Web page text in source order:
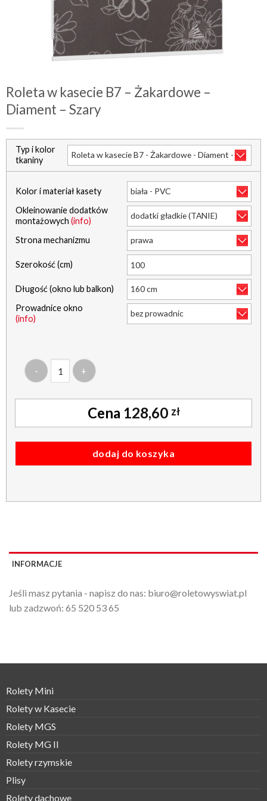
Roleta w kasecie B7 – Żakardowe –
Diament – Szary
Typ i kolor
tkaniny
Kolor i materiał kasety
Okleinowanie dodatków
montażowych (info)
Strona mechanizmu
Szerokość (cm)
Długość (okno lub balkon)
Prowadnice okno
(info)
ilość roleta w kasecie b7 - żakardowe - diament - szary
dodaj do koszyka
128,60 zł
INFORMACJE
Jeśli masz pytania - napisz do nas: biuro@roletowyswiat.pl
lub zadzwoń: 65 520 53 65
Rolety Mini
Rolety w Kasecie
Rolety MGS
Rolety MG II
Rolety rzymskie
Plisy
Rolety dachowe